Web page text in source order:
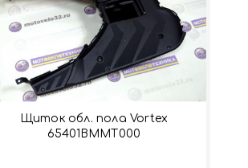
Щиток обл. пола Vortex
65401BMMT000